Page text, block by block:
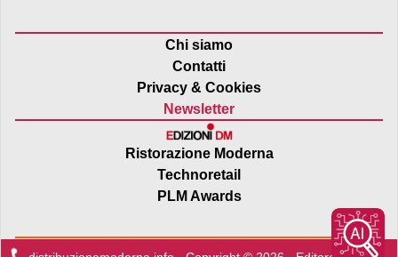
Chi siamo
Contatti
Privacy & Cookies
Newsletter
Ristorazione Moderna
Technoretail
PLM Awards